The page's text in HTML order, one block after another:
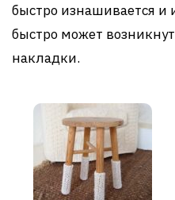
быстро изнашивается и
быстро может
накладки.